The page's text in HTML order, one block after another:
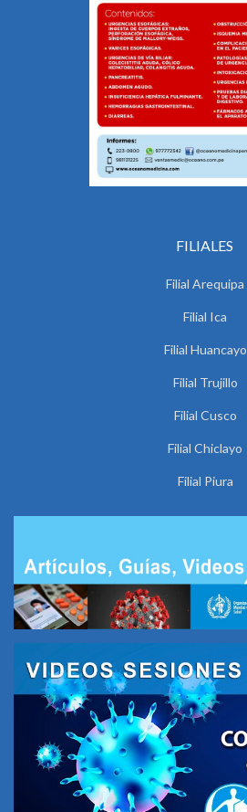
FILIALES
Filial Arequipa
Filial Ica
Filial Huancayo
Filial Trujillo
Filial Cusco
Filial Chiclayo
Filial Piura